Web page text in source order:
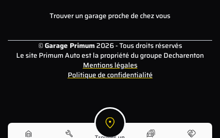
Trouver un garage proche de chez vous
©Garage Primum2026 - Tous droits réservés
Le site Primum Auto est la propriété du groupe Decharenton
Mentions légales
Politique de confidentialité